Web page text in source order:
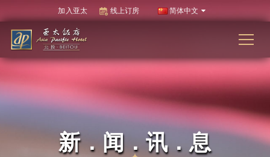
加入亚太 线上订房 简体中文
新．闻．讯．息